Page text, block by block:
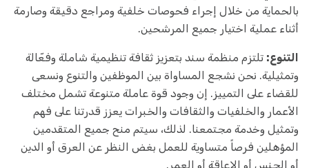
بالحماية من خلال إجراء فحوصات خلفية ومراجع دقيقة وصارمة
أثناء عملية اختيار جميع المرشحين.
التنوع: تلتزم منظمة سند بتعزيز ثقافة تنظيمية شاملة وفعّالة
وتمثيلية. نحن نشجع المساواة بين الموظفين والتنوع ونسعى
للقضاء على التمييز. إن وجود قوة عاملة متنوعة تشمل مختلف
الأعمار والخلفيات والثقافات والخبرات يعزز قدرتنا على فهم
وتمثيل وخدمة مجتمعنا. لذلك، سيتم منح جميع المتقدمين
المؤهلين فرصاً متساوية للعمل بغض النظر عن العرق أو الدين
أو الجنس أو الإعاقة أو العمر.